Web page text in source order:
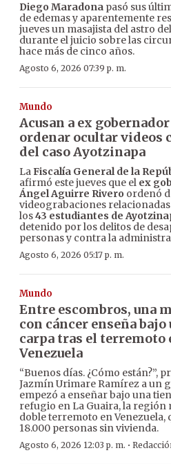
Diego Maradona pasó sus
de edemas y aparentemente
jueves un masajista del astro del
durante el juicio sobre las
hace más de cinco años.
Agosto 6, 2026 07:39 p. m.
Mundo
Acusan a ex
ordenar ocultar videos
del caso Ayotzinapa
LaFiscalía General de la
afirmó este jueves que el ex
Ángel Aguirre Rivero ordenó
videograbaciones
los43 estudiantes de
detenido por los delitos de
personas y contra la
Agosto 6, 2026 05:17 p. m.
Mundo
Entre escombros, una
con cáncer enseña bajo
carpa tras el terremoto
Venezuela
“Buenos días. ¿Cómo están?”,
Jazmín Urimare Ramírez a un
empezó a enseñar bajo una
refugio en La Guaira, la región
doble terremoto en Venezuela,
18.000 personas sin vivienda.
Agosto 6, 2026 12:03 p. m. ·